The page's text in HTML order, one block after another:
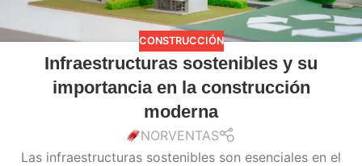
CONSTRUCCIÓN
Infraestructuras sostenibles y su
importancia en la construcción
moderna
NORVENTAS
Las infraestructuras sostenibles son esenciales en el